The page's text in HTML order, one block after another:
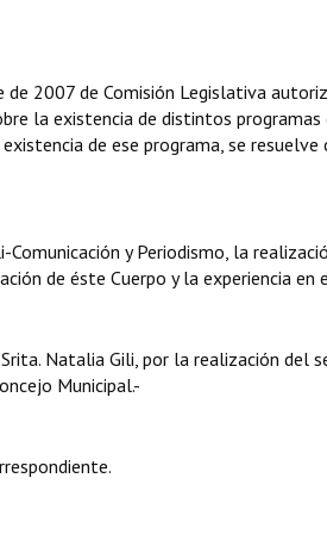
de Comisión Legislativa
la existencia de distintos
de ese programa, se
y Periodismo, la
de éste Cuerpo y la experiencia en
Natalia Gili, por la realización del
Municipal.-